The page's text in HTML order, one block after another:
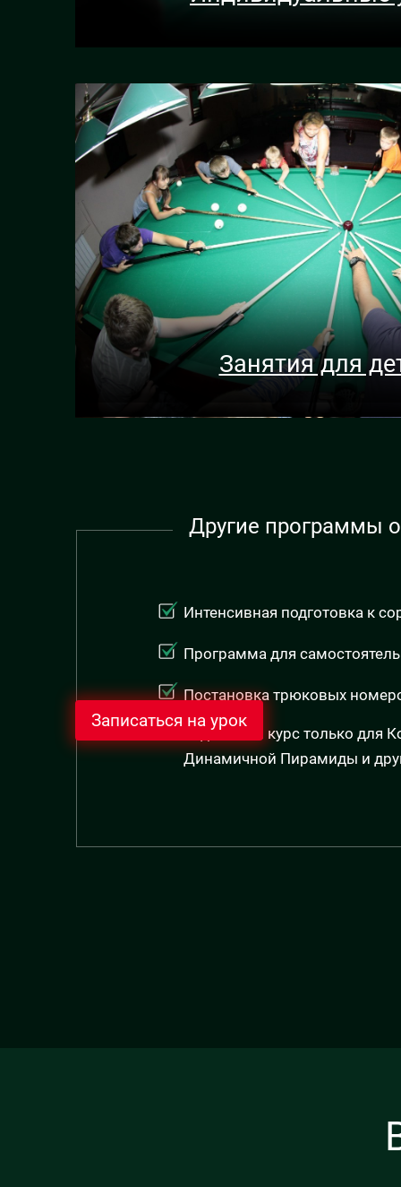
Занятия для
Другие программы
Интенсивная подготовка к
Программа для
Постановка трюковых
Отдельный курс только для
Динамичной Пирамиды и
Записаться на урок